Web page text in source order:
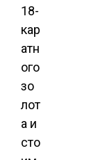
18-
кар
атн
ого
зо
лот
а и
сто